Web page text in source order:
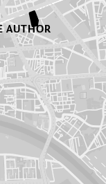
AUTHOR